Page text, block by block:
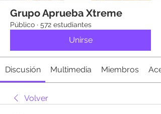
Grupo Aprueba Xtreme
Público · 572 estudiantes
Unirse
Discusión Multimedia Miembros
Volver